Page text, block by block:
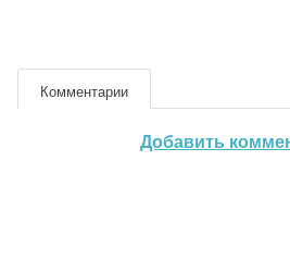
Комментарии
Добавить